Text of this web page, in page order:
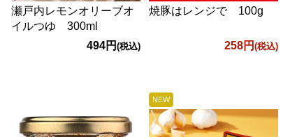
瀬戸内レモンオリーブオ
イルつゆ 300ml
494円(税込)
焼豚はレンジで 100g
258円 (税込)
NEW